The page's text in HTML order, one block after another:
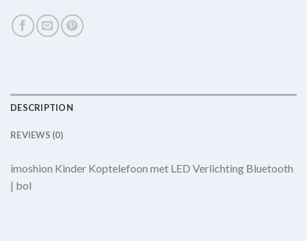
DESCRIPTION
REVIEWS (0)
imoshion Kinder Koptelefoon met LED Verlichting Bluetooth
| bol